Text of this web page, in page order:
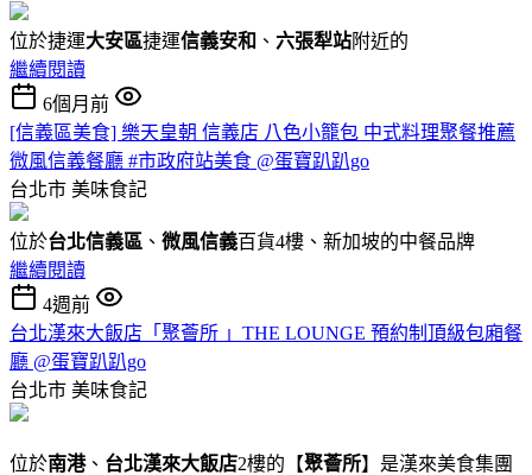
位於捷運大安區捷運信義安和 、 六張犁站附近的
繼續閱讀
6個月前
[信義區美食] 樂天皇朝 信義店 八色小籠包 中式料理聚餐推薦
微風信義餐廳 #市政府站美食 @蛋寶趴趴go
台北市 美味食記
位於台北信義區 、 微風信義百貨4樓、新加坡的中餐品牌
繼續閱讀
4週前
台北漢來大飯店「聚薈所 」THE LOUNGE 預約制頂級包廂餐
廳 @蛋寶趴趴go
台北市 美味食記
位於南港、 台北漢來大飯店2樓的【聚薈所】是漢來美食集團